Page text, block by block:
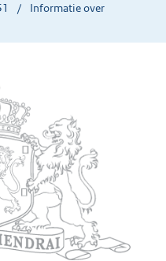
Informatie over